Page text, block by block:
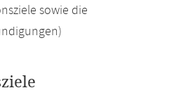
sowie die